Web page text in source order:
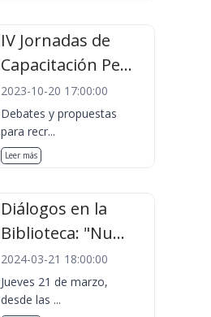
IV Jornadas de
Capacitación Pe...
2023-10-20 17:00:00
Debates y propuestas
para recr...
Leer más
Diálogos en la
Biblioteca: "Nu...
2024-03-21 18:00:00
Jueves 21 de marzo,
desde las ...